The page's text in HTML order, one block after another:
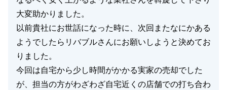
大変助かりました。
以前貴社にお世話になった時に、次回またなにかある
ようでしたらリバブルさんにお願いしようと決めてお
りました。
今回は自宅から少し時間がかかる実家の売却でした
が、担当の方がわざわざ自宅近くの店舗での打ち合わ